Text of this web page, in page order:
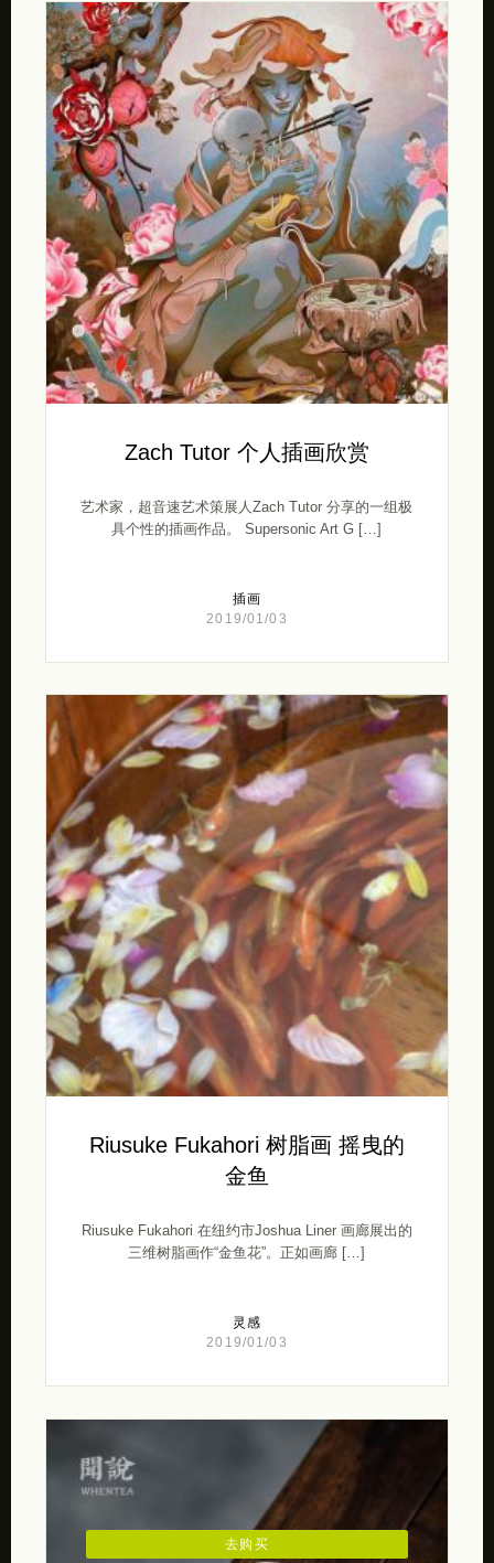
Zach Tutor 个人插画欣赏
艺术家，超音速艺术策展人Zach Tutor 分享的一组极
具个性的插画作品。 Supersonic Art G […]
插画
2019/01/03
Riusuke Fukahori 树脂画 摇曳的
金鱼
Riusuke Fukahori 在纽约市Joshua Liner 画廊展出的
三维树脂画作“金鱼花”。正如画廊 […]
灵感
2019/01/03
去购买